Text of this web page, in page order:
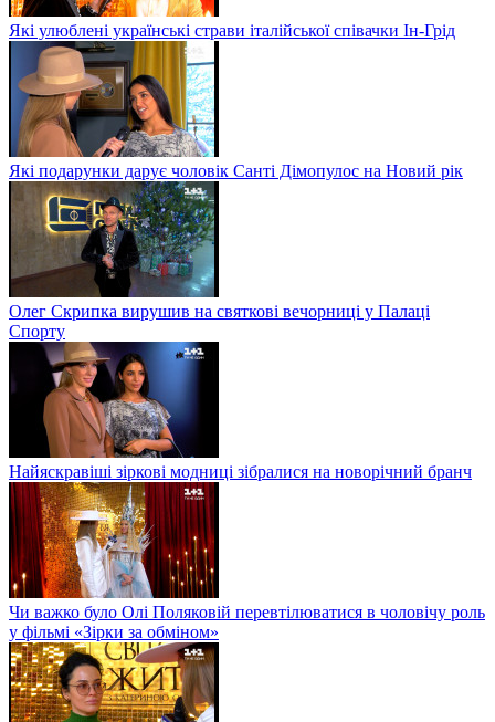
Які улюблені українські страви італійської співачки Ін-Грід
Які подарунки дарує чоловік Санті Дімопулос на Новий рік
Олег Скрипка вирушив на святкові вечорниці у Палаці
Спорту
Найяскравіші зіркові модниці зібралися на новорічний бранч
Чи важко було Олі Поляковій перевтілюватися в чоловічу роль
у фільмі «Зірки за обміном»